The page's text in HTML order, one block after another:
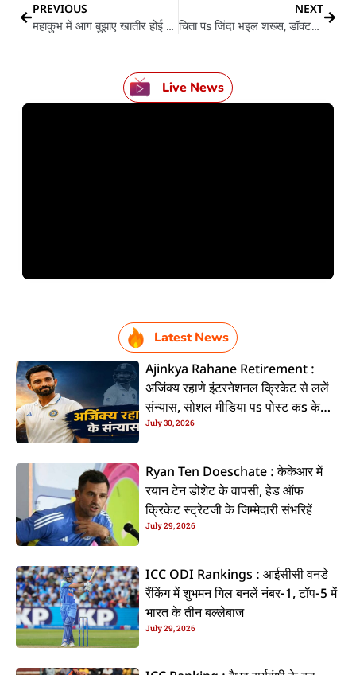
PREVIOUS
महाकुंभ में आग बुझाए खातीर होई खास इंतजाम, हर वक्त तैनात रही ई स्पेशल गाड़ी
NEXT
चिता पs जिंदा भइल शख्स, डॉक्टर बतवले रहे मृत, शव दु घंटा ले रहे डी फ्रीज
Live News
Latest News
Ajinkya Rahane Retirement :
अजिंक्य रहाणे इंटरनेशनल क्रिकेट से ललें
संन्यास, सोशल मीडिया पs पोस्ट कs के
कइलें एलान
July 30, 2026
Ryan Ten Doeschate : केकेआर में
रयान टेन डोशेट के वापसी, हेड ऑफ
क्रिकेट स्ट्रेटजी के जिम्मेदारी संभरिहें
July 29, 2026
ICC ODI Rankings : आईसीसी वनडे
रैंकिंग में शुभमन गिल बनलें नंबर-1, टॉप-5 में
भारत के तीन बल्लेबाज
July 29, 2026